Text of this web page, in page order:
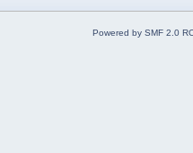
Powered by SMF 2.0